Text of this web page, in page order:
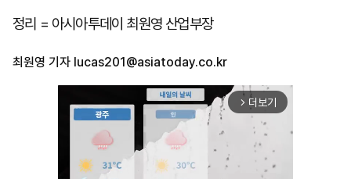
정리 = 아시아투데이 최원영 산업부장
최원영 기자 lucas201@asiatoday.co.kr
arrow_forward_ios 더보기